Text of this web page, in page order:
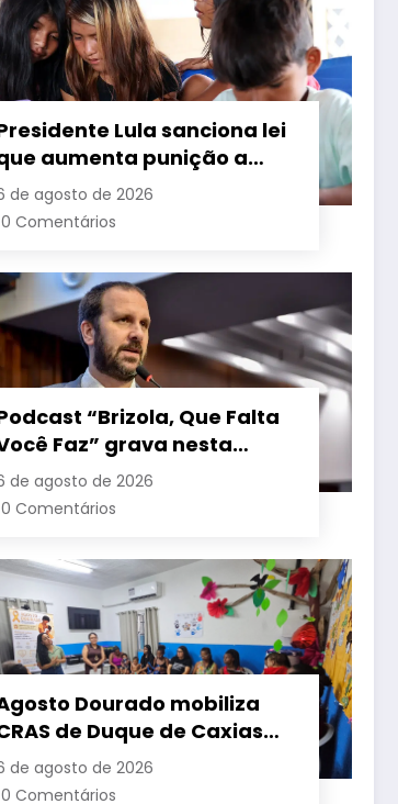
Lula sanciona lei
aumenta punição a
digitais contra
crianças é sancionada
de agosto de 2026
0 Comentários
“Brizola, Que Falta
Faz” grava nesta
feira (7) episódio
com o deputado estadual
de agosto de 2026
0 Comentários
Dourado mobiliza
de Duque de Caxias
apoio à amamentação
e à primeira infância
de agosto de 2026
0 Comentários